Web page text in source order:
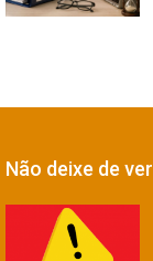
Não deixe de ver